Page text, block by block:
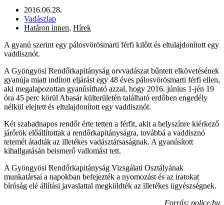
2016.06.28.
Vadászlap
Határon innen, Hírek
A gyanú szerint egy pálosvörösmarti férfi kilőtt és eltulajdonított egy
vaddisznót.
A Gyöngyösi Rendőrkapitányság orvvadászat bűntett elkövetésének
gyanúja miatt indított eljárást egy 48 éves pálosvörösmarti férfi ellen,
aki megalapozottan gyanúsítható azzal, hogy 2016. június 1-jén 19
óra 45 perc körül Abasár külterületén található erdőben engedély
nélkül elejtett és eltulajdonított egy vaddisznót.
Két szabadnapos rendőr érte tetten a férfit, akit a helyszínre kiérkező
járőrök előállítottak a rendőrkapitányságra, továbbá a vaddisznó
tetemét átadták az illetékes vadásztársaságnak. A gyanúsított
kihallgatásán beismerő vallomást tett.
A Gyöngyösi Rendőrkapitányság Vizsgálati Osztályának
munkatársai a napokban befejezték a nyomozást és az iratokat
bíróság elé állítási javaslattal megküldték az illetékes ügyészségnek.
Forrás: police.hu